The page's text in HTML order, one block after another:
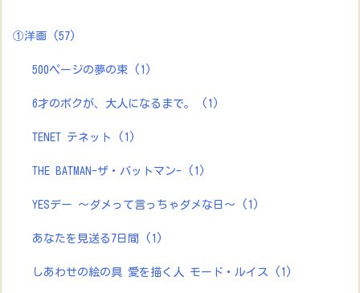
①洋画 (57)
500ページの夢の束 (1)
6才のボクが、大人になるまで。 (1)
TENET テネット (1)
THE BATMAN-ザ・バットマン- (1)
YESデー ～ダメって言っちゃダメな日～ (1)
あなたを見送る7日間 (1)
しあわせの絵の具 愛を描く人 モード・ルイス (1)